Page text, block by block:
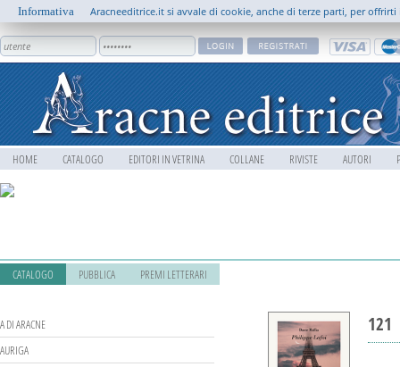
HOME CATALOGO EDITORI IN VETRINA COLLANE RIVISTE AUTORI
Informativa Aracneeditrice.it si avvale di cookie, anche di terze parti, per
CATALOGO PUBBLICA PREMI LETTERARI
A DI ARACNE
AURIGA
121